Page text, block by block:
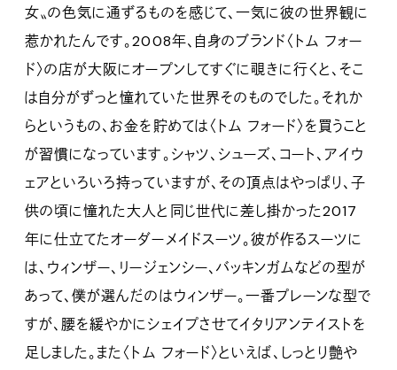
女〟の色気に通ずるものを感じて、一気に彼の世界観に
惹かれたんです。2008年、自身のブランド〈トム フォー
ド〉の店が大阪にオープンしてすぐに覗きに行くと、そこ
は自分がずっと憧れていた世界そのものでした。それか
らというもの、お金を貯めては〈トム フォード〉を買うこと
が習慣になっています。シャツ、シューズ、コート、アイウ
ェアといろいろ持っていますが、その頂点はやっぱり、子
供の頃に憧れた大人と同じ世代に差し掛かった2017
年に仕立てたオーダーメイドスーツ。彼が作るスーツに
は、ウィンザー、リージェンシー、バッキンガムなどの型が
あって、僕が選んだのはウィンザー。一番プレーンな型で
すが、腰を緩やかにシェイプさせてイタリアンテイストを
足しました。また〈トム フォード〉といえば、しっとり艶や